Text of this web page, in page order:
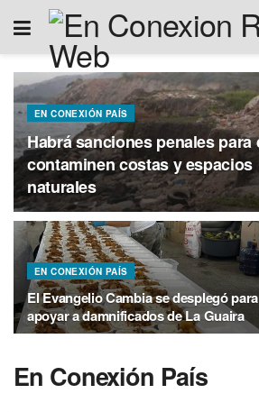
EN CONEXIÓN PAÍS
Habrá sanciones penales para
contaminen costas y espacios
naturales
EN CONEXIÓN PAÍS
El Evangelio Cambia se desplegó para
apoyar a damnificados de La Guaira
En Conexión País